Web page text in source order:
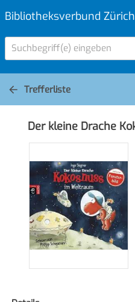
Bibliotheksverbund
Suchbegriff(e) eingeben
Trefferliste
Der kleine Drache